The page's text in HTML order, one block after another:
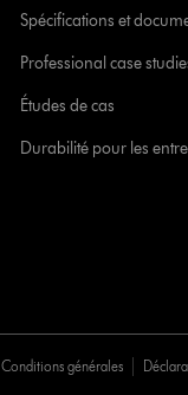
Spécifications et
Professional case
Études de cas
Durabilité pour les
Conditions générales